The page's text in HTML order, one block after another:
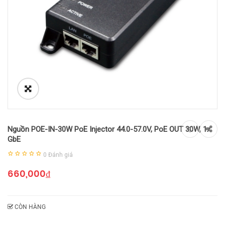
Nguồn POE-IN-30W PoE Injector 44.0-57.0V, PoE OUT 30W, 1x
GbE
0 Đánh giá
660,000₫
CÒN HÀNG